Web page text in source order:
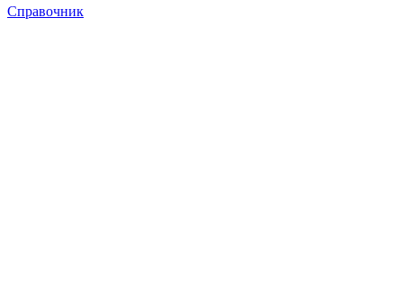
Cправочник